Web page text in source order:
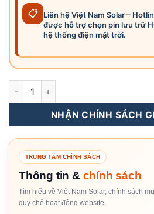
📋
Liên hệ Việt Nam Solar –
được hỗ trợ chọn pin lưu trữ
hệ thống điện mặt trời.
LUNA2000-21-S1 - Pin Lưu Trữ
NHẬN CHÍNH SÁCH
TRUNG TÂM CHÍNH SÁCH
Thông tin & chính sách
Tìm hiểu về Việt Nam Solar, chính sách
quy chế hoạt động website.